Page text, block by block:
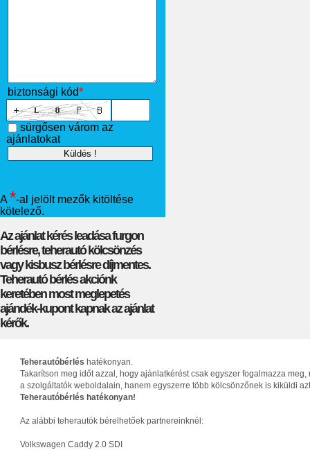
biztonsági kód*
sürgősen várom az
ajánlatokat
A *-al jelölt mezők kitöltése
kötelező.
Az ajánlat kérés leadása furgon
bérlésre, teherautó kölcsönzés
vagy kisbusz bérlésre díjmentes.
Teherautó bérlés akciónk
keretében most meglepetés
ajándék-kupont kapnak az ajánlat
kérők.
Teherautóbérlés hatékonyan.
Takarítson meg időt azzal, hogy ajánlatkérést csak egyszer fogalmazza
a szolgáltatók weboldalain, hanem egyszerre több kölcsönzőnek is kiküldi
Teherautóbérlés hatékonyan!
Az alábbi teherautók bérelhetőek partnereinknél:
Volkswagen Caddy 2.0 SDI